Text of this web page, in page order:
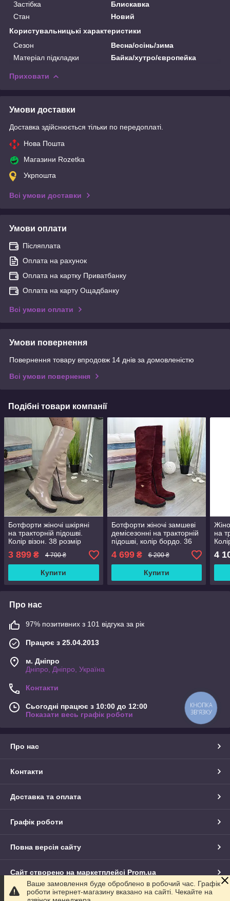
Застібка
Блискавка
Стан
Новий
Користувальницькі характеристики
Сезон
Весна/осінь/зима
Матеріал підкладки
Байка/хутро/європейка
Приховати
Умови доставки
Доставка здійснюється тільки по передоплаті.
Нова Пошта
Магазини Rozetka
Укрпошта
Всі умови доставки
Умови оплати
Післяплата
Оплата на рахунок
Оплата на картку Приватбанку
Оплата на карту Ощадбанку
Всі умови оплати
Умови повернення
Повернення товару впродовж 14 днів за домовленістю
Всі умови повернення
Подібні товари компанії
Ботфорти жіночі шкіряні
на тракторній підошві.
Колір візон. 38 розмір
3 899 ₴ 4 700 ₴
Купити
Ботфорти жіночі замшеві
демісезонні на тракторній
підошві, колір бордо. 36
розмір
4 699₴ 6 200 ₴
Купити
на
4
Про нас
97% позитивних з 101 відгука за рік
Працює з 25.04.2013
м. Дніпро
Дніпро, Дніпро, Україна
Контакти
Сьогодні працює з 10:00 до 12:00
Показати весь графік роботи
Про нас
Контакти
Доставка та оплата
Графік роботи
Повна версія сайту
Сайт створено на маркетплейсі Prom.ua
Політика конфіденційності
Ваше замовлення буде оброблено в робочий час. Графік
роботи інтернет-магазину вказано на сайті. Чекайте на
КНОПКА
ЗВ'ЯЗКУ